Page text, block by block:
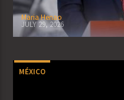
Maria Henao
JULY 29, 2026
MÉXICO